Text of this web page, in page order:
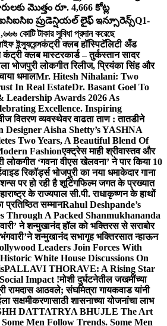
మొత్తం రూ. 4,666 కోట్ల
ప్రుడెన్షియల్ లైఫ్ ఇన్సూరెన్స్Q1-
কোটি টাকার সুবিধা প্রদান করেছে
ইন্স্যুরেন্সकंट्री क्लब हॉस्पिटॅलिटी अँड
क्लब मास्टरकार्ड – तुर्कस्तान सादर
भोजपुरी लोकगीत रिलीज, प्रियंका सिंह और
धमालMr. Hitesh Nihalani: Two
In Real EstateDr. Basant Goel To
Leadership Awards 2026 As
Excellence. Inspiring
वीज वितरण व्यवस्थेवर वाढता ताण : तातडीने
Designer Aisha Shetty’s YASHNA
Two Years, A Beautiful Blend Of
Fashionएक्ट्रेस माही श्रीवास्तव और
लोकगीत ‘गवना वीएस खेलवना’ ने पार किया 10
रिकॉर्ड्स भोजपुरी का नया धमाकेदार गाना
पर हो रही है शूटिंगफिल्म जगत के प्रख्यात
के राज्यपाल सी.पी. राधाकृष्णन के हाथों
प्रतिष्ठित सम्मानRahul Deshpande’s
Through A Packed Shanmukhananda
ने शन्मुखानंद हॉल को भक्तिरस से सराबोर
शन्मुखानंद सभागृह भक्तिरसात न्हाऊन
Leaders Join Forces With
White House Discussions On
PALLAVI THORAVE: A Rising Star
Impact !मोशी दुर्घटनेतील जखमींच्या
रामदास आठवले; संघमित्रा गायकवाड यांनी
सक्षमीकरणासाठी शासनाच्या योजनांचा लाभ
DATTATRYA BHUJLE The Art
Men Follow Trends. Some Men